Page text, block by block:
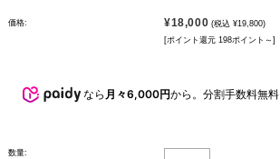
価格: ¥18,000 (税込 ¥19,800)
[ポイント還元 198ポイント～]
なら 月々6,000円から。分割手数料無料
数量: